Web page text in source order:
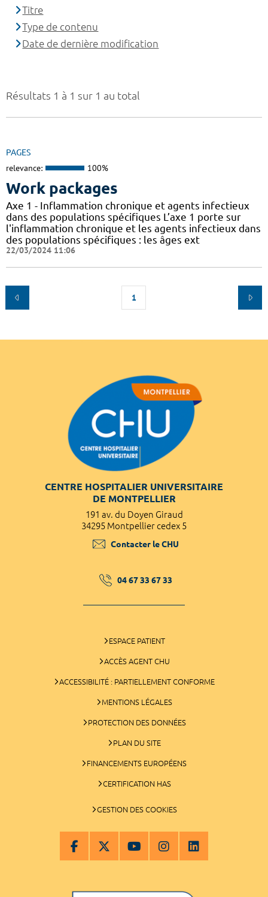
Résultats 1 à 1 sur 1 au total
PAGES
relevance: 100%
Work packages
Axe 1 - Inflammation chronique et agents infectieux
dans des populations spécifiques L’axe 1 porte sur
l'inflammation chronique et les agents infectieux dans
des populations spécifiques : les âges ext
22/03/2024 11:06
1
Titre
Type de contenu
Date de dernière modification
CENTRE HOSPITALIER UNIVERSITAIRE
DE MONTPELLIER
191 av. du Doyen Giraud
34295 Montpellier cedex 5
Contacter le CHU
04 67 33 67 33
ESPACE PATIENT
ACCÈS AGENT CHU
ACCESSIBILITÉ : PARTIELLEMENT CONFORME
MENTIONS LÉGALES
PROTECTION DES DONNÉES
PLAN DU SITE
FINANCEMENTS EUROPÉENS
CERTIFICATION HAS
GESTION DES COOKIES